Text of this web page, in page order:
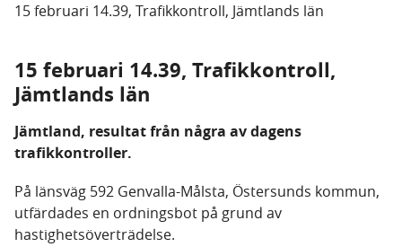
15 februari 14.39, Trafikkontroll, Jämtlands län
15 februari 14.39, Trafikkontroll,
Jämtlands län
Jämtland, resultat från några av dagens
trafikkontroller.
På länsväg 592 Genvalla-Målsta, Östersunds kommun,
utfärdades en ordningsbot på grund av
hastighetsöverträdelse.